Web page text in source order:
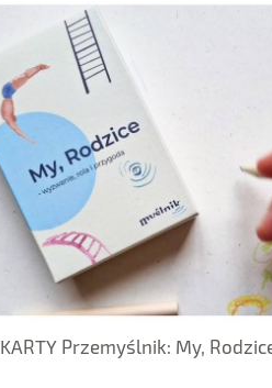
KARTY Przemyślnik: My, Rodzice